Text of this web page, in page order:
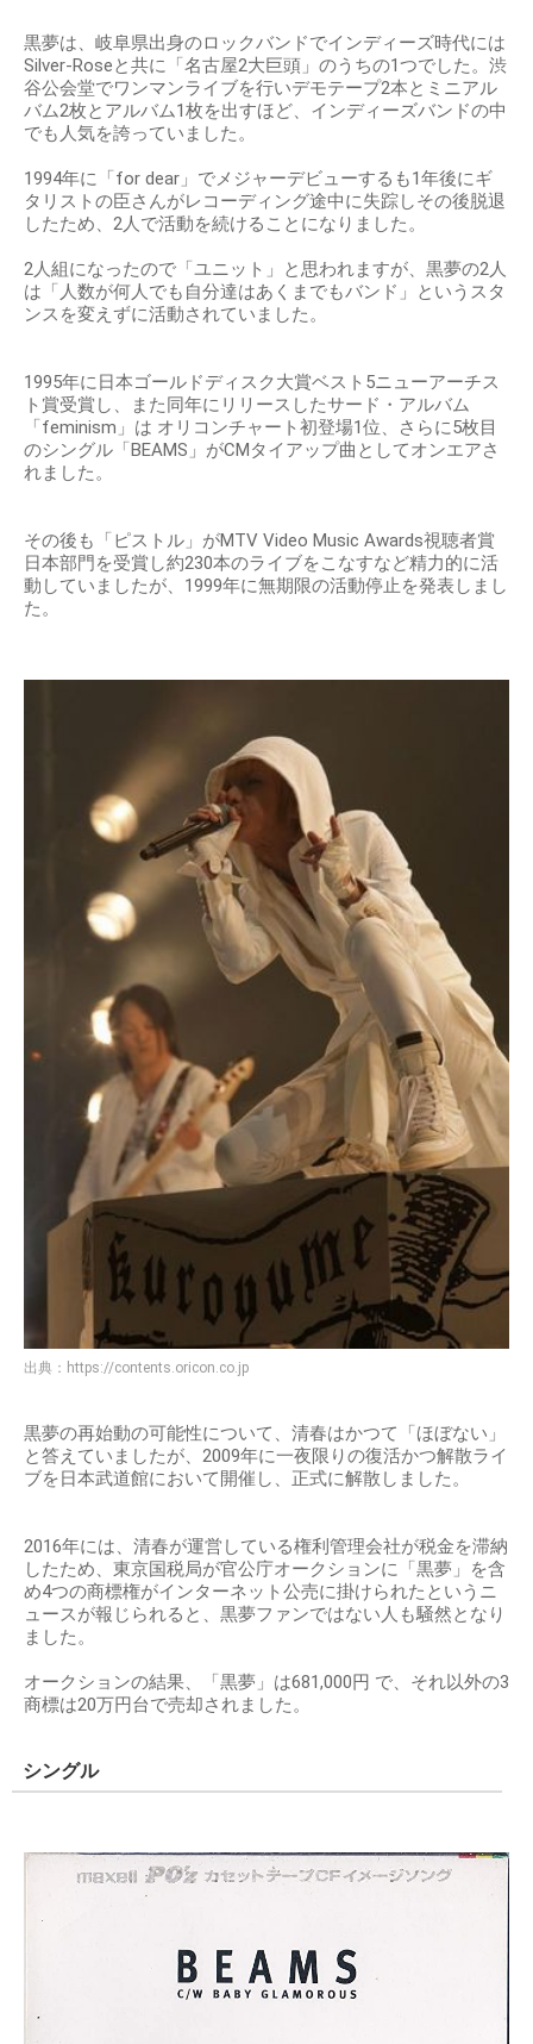
黒夢は、岐阜県出身のロックバンドでインディーズ時代には
Silver-Roseと共に「名古屋2大巨頭」のうちの1つでした。渋
谷公会堂でワンマンライブを行いデモテープ2本とミニアル
バム2枚とアルバム1枚を出すほど、インディーズバンドの中
でも人気を誇っていました。
1994年に「for dear」でメジャーデビューするも1年後にギ
タリストの臣さんがレコーディング途中に失踪しその後脱退
したため、2人で活動を続けることになりました。
2人組になったので「ユニット」と思われますが、黒夢の2人
は「人数が何人でも自分達はあくまでもバンド」というスタ
ンスを変えずに活動されていました。
1995年に日本ゴールドディスク大賞ベスト5ニューアーチス
ト賞受賞し、また同年にリリースしたサード・アルバム
「feminism」は オリコンチャート初登場1位、さらに5枚目
のシングル「BEAMS」がCMタイアップ曲としてオンエアさ
れました。
その後も「ピストル」がMTV Video Music Awards視聴者賞
日本部門を受賞し約230本のライブをこなすなど精力的に活
動していましたが、1999年に無期限の活動停止を発表しまし
た。
出典： https://contents.oricon.co.jp
黒夢の再始動の可能性について、清春はかつて「ほぼない」
と答えていましたが、2009年に一夜限りの復活かつ解散ライ
ブを日本武道館において開催し、正式に解散しました。
2016年には、清春が運営している権利管理会社が税金を滞納
したため、東京国税局が官公庁オークションに「黒夢」を含
め4つの商標権がインターネット公売に掛けられたというニ
ュースが報じられると、黒夢ファンではない人も騒然となり
ました。
オークションの結果、「黒夢」は681,000円 で、それ以外の3
商標は20万円台で売却されました。
シングル